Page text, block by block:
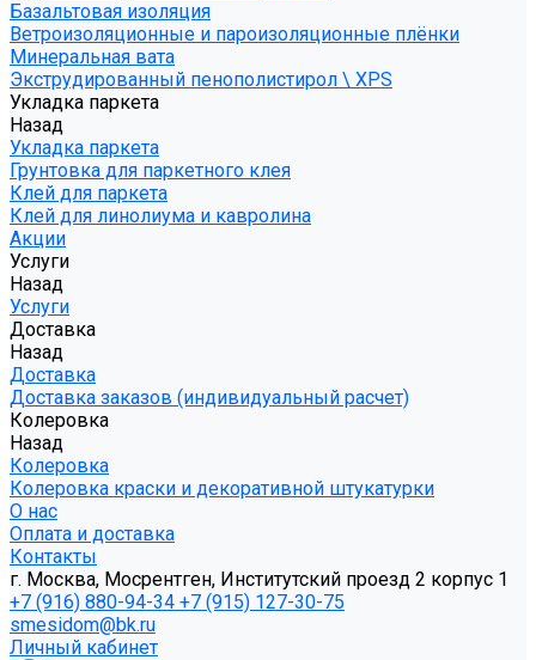
Базальтовая изоляция
Ветроизоляционные и пароизоляционные плёнки
Минеральная вата
Экструдированный пенополистирол \ XPS
Укладка паркета
Назад
Укладка паркета
Грунтовка для паркетного клея
Клей для паркета
Клей для линолиума и кавролина
Акции
Услуги
Назад
Услуги
Доставка
Назад
Доставка
Доставка заказов (индивидуальный расчет)
Колеровка
Назад
Колеровка
Колеровка краски и декоративной штукатурки
О нас
Оплата и доставка
Контакты
г. Москва, Мосрентген, Институтский проезд 2 корпус 1
+7 (916) 880-94-34 +7 (915) 127-30-75
smesidom@bk.ru
Личный кабинет